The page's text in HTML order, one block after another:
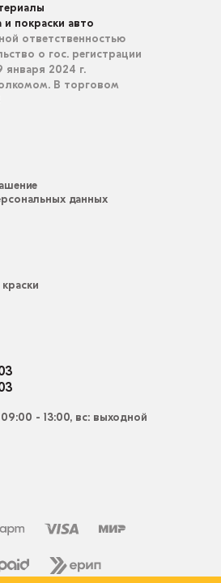
покраски авто
ответственностью
о гос. регистрации
2024 г.
В торговом
данных
- 13:00, вс: выходной